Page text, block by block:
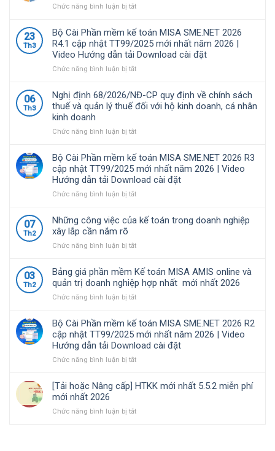
Chức năng bình luận bị tắtở
mềm
MISA
là
giải
pháp
tài
chính
kế
được
nhiều
doanh
nghiệp
Việt
chọ
23
Th3
Bộ Cài Phần mềm kế toán MISA SME.NET 2026
R4.1 cập nhật TT99/2025 mới nhất năm 2026 |
Video Hướng dẫn tải Download cài đặt
Chức năng bình luận bị tắtở
Phần
mềm
toán
SME.NET
2026
R4.1
cập
nhật
mới
nhất
2026
Video
Hướng
dẫn
tải
cài
đặt
06
Th3
Nghị định 68/2026/NĐ-CP quy định về chính sách
thuế và quản lý thuế đối với hộ kinh doanh, cá nhân
kinh doanh
Chức năng bình luận bị tắtở
định
68/2026/NĐ-
CP
quy
định
chính
sách
và
lý
thuế
đối
với
kinh
doanh,
cá
nhân
kinh
Bộ Cài Phần mềm kế toán MISA SME.NET 2026 R3
cập nhật TT99/2025 mới nhất năm 2026 | Video
Hướng dẫn tải Download cài đặt
Chức năng bình luận bị tắtở
Phần
kế
MISA
SME.NET
2026
R3
nhật
TT99/2025
mới
nhất
năm
|
Video
dẫn
07
Th2
Những công việc của kế toán trong doanh nghiệp
xây lắp cần nắm rõ
Chức năng bình luận bị tắtở
công
việc
của
kế
trong
doanh
nghiệp
xây
lắp
nắm
rõ
03
Th2
Bảng giá phần mềm Kế toán MISA AMIS online và
quản trị doanh nghiệp hợp nhất mới nhất 2026
Chức năng bình luận bị tắtở
giá
phần
mềm
Kế
toán
online
quản
Bộ Cài Phần mềm kế toán MISA SME.NET 2026 R2
cập nhật TT99/2025 mới nhất năm 2026 | Video
Hướng dẫn tải Download cài đặt
Chức năng bình luận bị tắtở
Phần
kế
[Tải hoặc Nâng cấp] HTKK mới nhất 5.5.2 miễn phí
mới nhất 2026
Chức năng bình luận bị tắtở